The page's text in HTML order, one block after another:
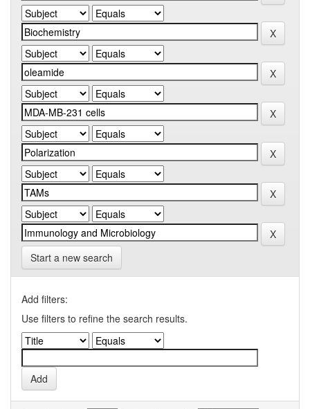
Start a new search
Add filters:
Use filters to refine the search results.